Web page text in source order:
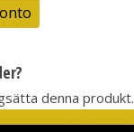
denna produkt.